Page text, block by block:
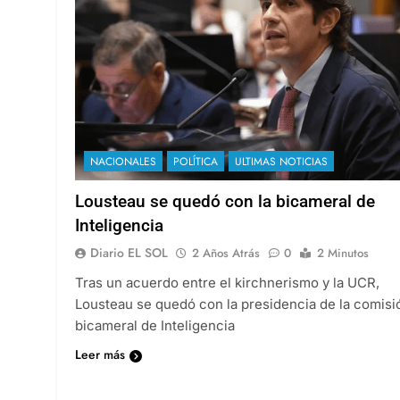
NACIONALES POLÍTICA ULTIMAS NOTICIAS
Lousteau se quedó con la bicameral de
Inteligencia
Diario EL SOL 2 Años Atrás 0
2 Minutos
Tras un acuerdo entre el kirchnerismo y la UCR,
Lousteau se quedó con la presidencia de la
bicameral de Inteligencia
Leer más